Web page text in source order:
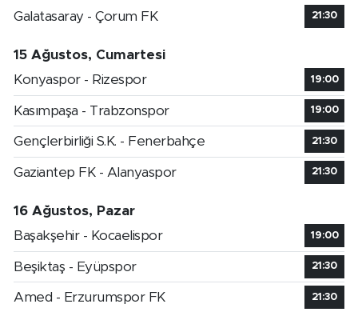
Galatasaray - Çorum FK
21:30
15 Ağustos, Cumartesi
Konyaspor - Rizespor
19:00
Kasımpaşa - Trabzonspor 19:00
Gençlerbirliği S.K. - Fenerbahçe 21:30
Gaziantep FK - Alanyaspor 21:30
16 Ağustos, Pazar
Başakşehir - Kocaelispor
19:00
Beşiktaş - Eyüpspor 21:30
Amed - Erzurumspor FK 21:30